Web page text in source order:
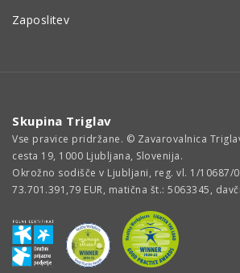
Zaposlitev
Skupina Triglav
Vse pravice pridržane. © Zavarovalnica
cesta 19, 1000 Ljubljana, Slovenija.
Okrožno sodišče v Ljubljani, reg. vl. 1/10687/
73.701.391,79 EUR, matična št.: 5063345,